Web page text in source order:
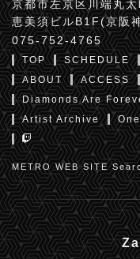
京都市左京区川端丸
恵美須ビルB1F(京阪
075-752-4765
TOP SCHEDULE
ABOUT
ACCESS
Diamonds Are
Artist Archive
METRO WEB SITE